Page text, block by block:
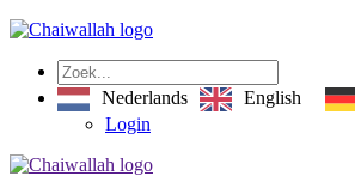
Nederlands English
Login